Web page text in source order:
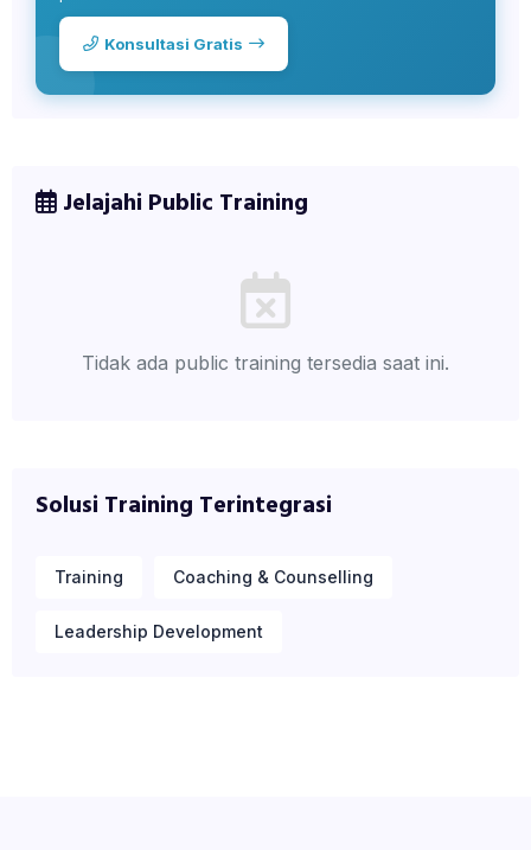
Konsultasi Gratis
Jelajahi Public Training
Tidak ada public training tersedia saat ini.
Solusi Training Terintegrasi
Training Coaching & Counselling
Leadership Development